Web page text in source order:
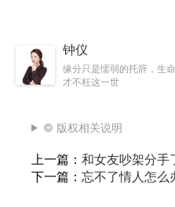
钟仪
缘分只是懦弱的托辞，生
才不枉这一世
© 版权相关说明
上一篇： 和女友吵架分手
下一篇： 忘不了情人怎么